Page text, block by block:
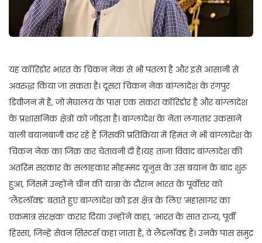
यह कॉरिडोर भारत के चिकन नेक से भी पतला है और इसे आसानी से
अवरुद्ध किया जा सकता है। दूसरा चिकन नेक बांग्लादेश के रंगपुर
डिवीजन में है, जो मेघालय के पास एक संकरा कॉरिडोर है और बांग्लादेश
के प्रशासनिक क्षेत्रों को जोड़ता है। बांग्लादेश के नेता लगातार उकसाने
वाली बयानबाजी कर रहे हैं जिसकी प्रतिक्रिया में हिमंत ने भी बांग्लादेश के
चिकन नेक का जिक्र कर चेतावनी दी है।यह ताजा विवाद बांग्लादेश की
अंतरिम सरकार के सलाहकार मोहम्मद यूनुस के उस बयान के बाद शुरू
हुआ, जिसमें उन्होंने चीन की यात्रा के दौरान भारत के पूर्वोत्तर को
‘लैंडलॉक्ड’ बताते हुए बांग्लादेश को इस क्षेत्र के लिए ‘महासागर का
एकमात्र संरक्षक’ करार दिया। उन्होंने कहा, ‘भारत के सात राज्य, पूर्वी
हिस्सा, जिन्हें सेवन सिस्टर्स कहा जाता है, वे लैंडलॉक्ड हैं। उनके पास समुद्र